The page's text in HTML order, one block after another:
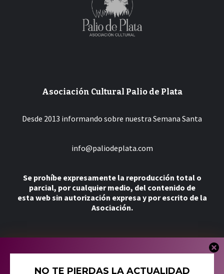
NO TE PIERDAS LA ACTUALIDAD
Asociación Cultural Palio de Plata
Desde 2013 informando sobre nuestra Semana Santa
info@paliodeplata.com
Se prohíbe expresamente la reproducción total o
parcial, por cualquier medio, del contenido de
esta web sin autorización expresa y por escrito de la
Asociación.